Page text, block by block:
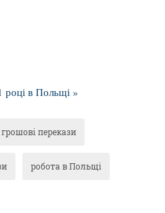
році в Польщі »
грошові перекази
робота в Польщі